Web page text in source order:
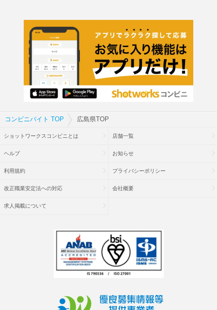
コンビニバイト TOP 広島県TOP
ショットワークスコンビニとは 店舗一覧
ヘルプ お知らせ
利用規約 プライバシーポリシー
改正職業安定法への対応 会社概要
求人掲載について